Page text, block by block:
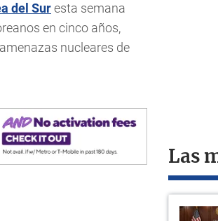
del Suresta semana
en cinco años,
nucleares de
Las